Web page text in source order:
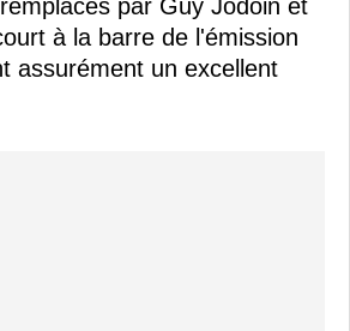
par Guy Jodoin et
à la barre de l'émission
assurément un excellent